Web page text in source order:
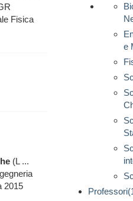
Fisica
(L ...
2015
e